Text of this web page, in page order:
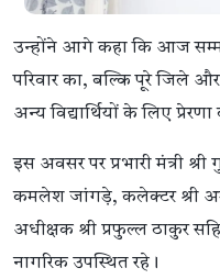
उन्होंने आगे कहा कि आज
परिवार का, बल्कि पूरे जिले
अन्य विद्यार्थियों के लिए
इस अवसर पर प्रभारी मंत्री
कमलेश जांगड़े, कलेक्टर श्री
अधीक्षक श्री प्रफुल्ल ठाकुर
नागरिक उपस्थित रहे।